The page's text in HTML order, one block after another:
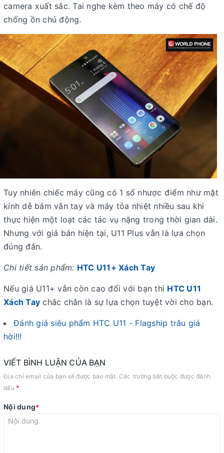
camera xuất sắc. Tai nghe kèm theo máy có chế độ
chống ồn chủ động.
Tuy nhiên chiếc máy cũng có 1 số nhược điểm như mặt
kính dễ bám vân tay và máy tỏa nhiệt nhiều sau khi
thực hiện một loạt các tác vụ nặng trong thời gian dài.
Nhưng với giá bán hiện tại, U11 Plus vẫn là lựa chọn
đúng đắn.
Chi tiết sản phẩm: HTC U11+ Xách Tay
Nếu giá U11+ vẫn còn cao đối với bạn thì HTC U11
Xách Tay chắc chắn là sự lựa chọn tuyệt vời cho bạn.
Đánh giá siêu phẩm HTC U11 - Flagship trâu giá
hời!!!
VIẾT BÌNH LUẬN CỦA BẠN
Địa chỉ email của bạn sẽ được bảo mật. Các trường bắt buộc được đánh
dấu *
Nội dung*